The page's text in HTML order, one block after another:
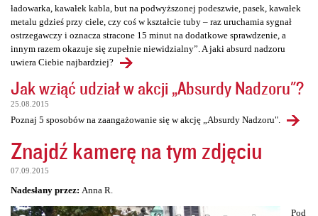
ładowarka, kawałek kabla, but na podwyższonej podeszwie, pasek, kawałek
metalu gdzieś przy ciele, czy coś w kształcie tuby – raz uruchamia sygnał
ostrzegawczy i oznacza stracone 15 minut na dodatkowe sprawdzenie, a
innym razem okazuje się zupełnie niewidzialny”. A jaki absurd nadzoru
uwiera Ciebie najbardziej?
Jak wziąć udział w akcji „Absurdy Nadzoru"?
25.08.2015
Poznaj 5 sposobów na zaangażowanie się w akcję „Absurdy Nadzoru".
Znajdź kamerę na tym zdjęciu
07.09.2015
Nadesłany przez: Anna R.
Pod